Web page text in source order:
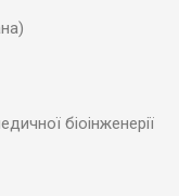
біоінженерії